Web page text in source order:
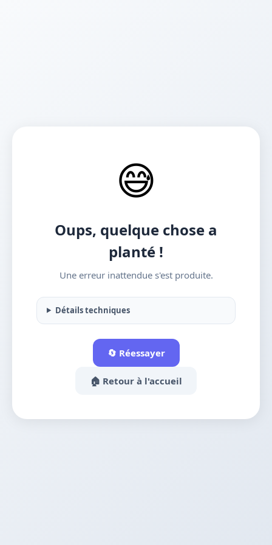
😅
Oups, quelque chose a
planté !
Une erreur inattendue s'est produite.
Détails techniques
🔄 Réessayer
🏠 Retour à l'accueil